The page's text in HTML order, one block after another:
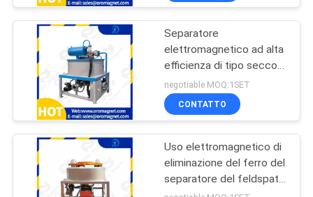
DI
QUALITÀ
CONTATTICI
NOTIZIE
CONOSCENZE
Separatore
magnetico ad alta
pendenza
99
Separatore
elettromagnetico ad alta
efficienza di tipo secco
per l'estrazione di quarzo
negotiable MOQ:1SET
CONTATTO
Uso elettromagnetico di
eliminazione del ferro del
separatore del feldspato